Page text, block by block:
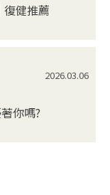
健推薦
2026.03.06
你嗎?